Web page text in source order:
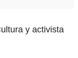
y activista